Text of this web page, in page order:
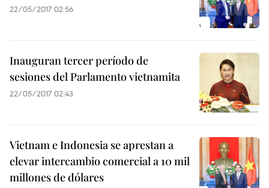
22/05/2017 02:56
Inauguran tercer período de
sesiones del Parlamento vietnamita
22/05/2017 02:43
Vietnam e Indonesia se aprestan a
elevar intercambio comercial a 10 mil
millones de dólares